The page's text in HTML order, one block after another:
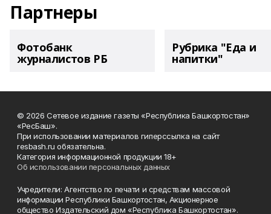
Партнеры
Фотобанк
журналистов РБ
Рубрика "Еда и
напитки"
© 2026 Сетевое издание газеты «Республика Башкортостан»
«РесБаш».
При использовании материалов гиперссылка на сайт
resbash.ru обязательна.
Категория информационной продукции 18+
Об использовании персональных данных
Учредители: Агентство по печати и средствам массовой
информации Республики Башкортостан, Акционерное
общество Издательский дом «Республика Башкортостан».